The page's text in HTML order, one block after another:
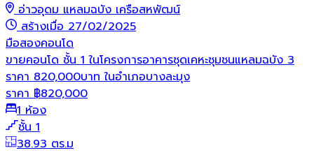
อ่าวอุดม แหลมฉบัง เครือสหพัฒน์
สร้างเมื่อ 27/02/2025
มือสองคอนโด
ขายคอนโด ชั้น 1 ในโครงการอาคารชุดเคหะชุมชนแหลมฉบัง 3
ราคา 820,000บาท ในอำเภอบางละมุง
ราคา ฿820,000
1 ห้อง
ชั้น 1
38.93 ตร.ม